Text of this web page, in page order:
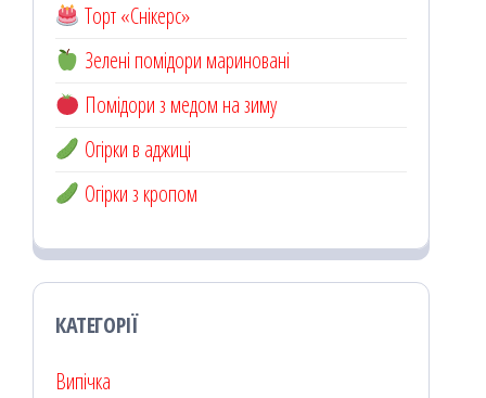
Торт «Снікерс»
Зелені помідори мариновані
Помідори з медом на зиму
Огірки в аджиці
Огірки з кропом
КАТЕГОРІЇ
Випічка